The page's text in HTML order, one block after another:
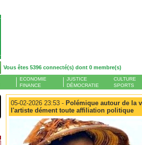
Vous êtes 5396 connecté(s) dont 0 membre(s)
ECONOMIE
FINANCE
JUSTICE
DÉMOCRATIE
CULTURE
SPORTS
05-02-2026 23:53 - Polémique autour de la
l'artiste dément toute affiliation politique